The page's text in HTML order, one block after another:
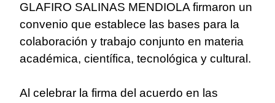
GLAFIRO SALINAS MENDIOLA firmaron un
convenio que establece las bases para la
colaboración y trabajo conjunto en materia
académica, científica, tecnológica y cultural.
Al celebrar la firma del acuerdo en las